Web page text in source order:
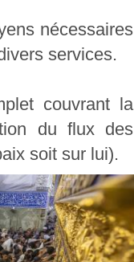
nécessaires
services.
couvrant la
du flux des
soit sur lui).